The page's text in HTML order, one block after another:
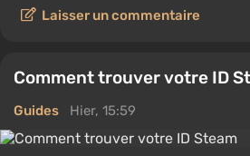
Laisser un commentaire
Comment trouver votre ID
Guides Hier, 15:59